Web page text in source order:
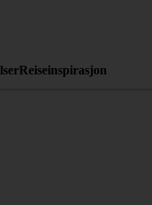
Reiseinspirasjon